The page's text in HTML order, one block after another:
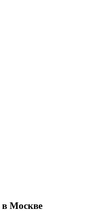
в Москве